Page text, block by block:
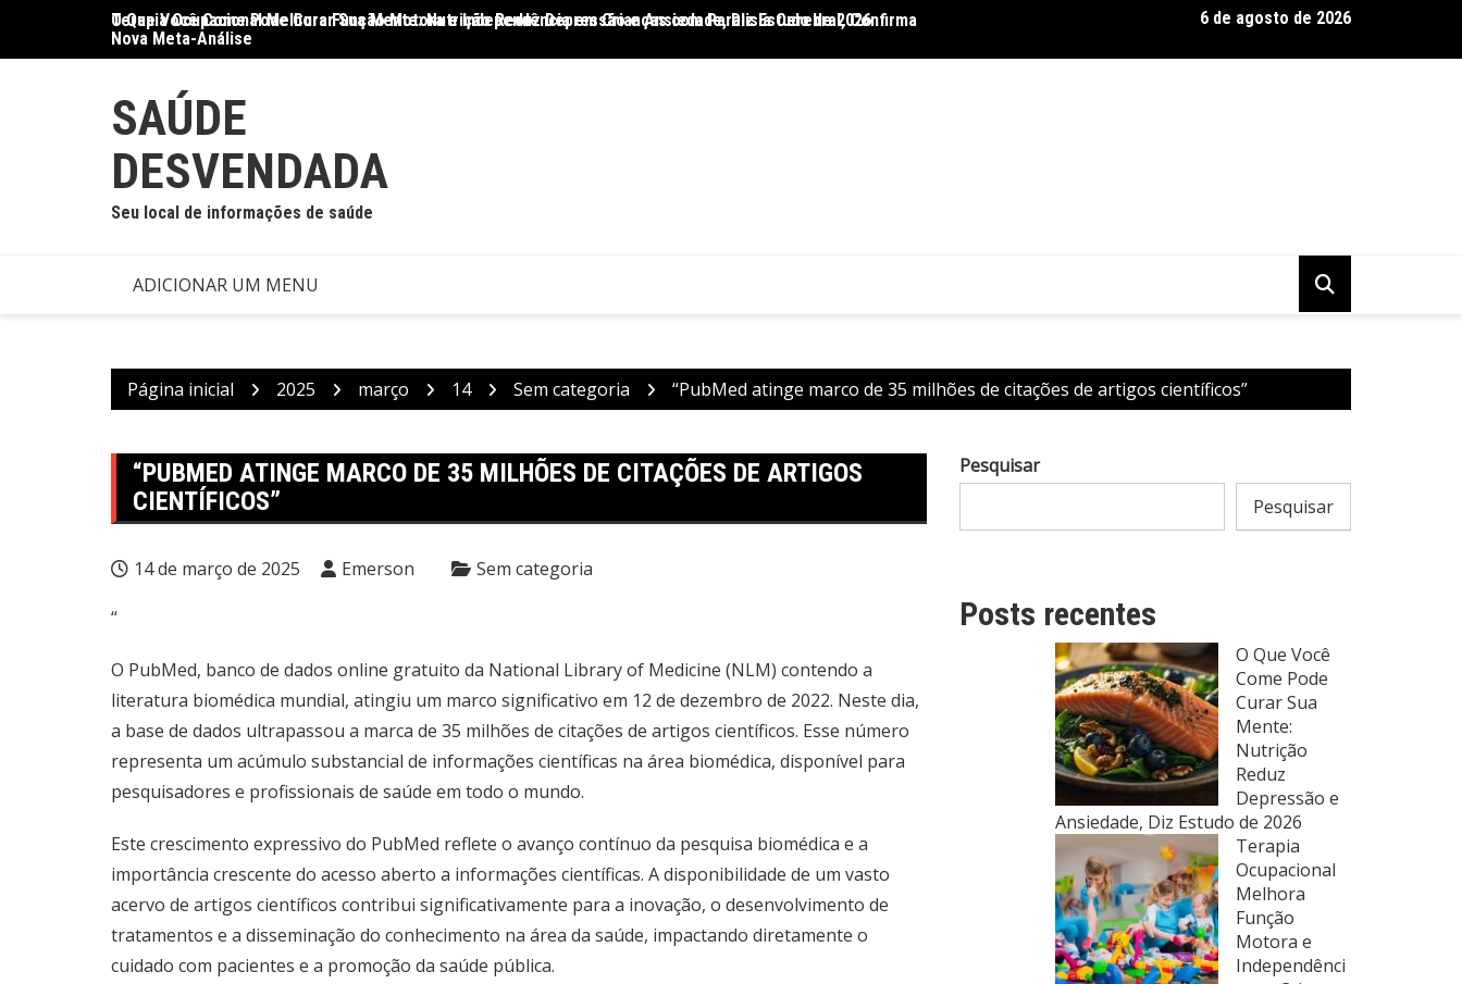
o
O Que Você Come Pode Curar Sua Mente: Nutrição Reduz Depressão e Ansiedade, Diz Estudo de 2026
Terapia Ocupacional Melhora Função Motora e Independência em Crianças com Paralisia Cerebral, Confirma
Nova Meta-Análise
Dietas Baseadas em Plantas: Qualidade Importa Mais Que Quantidade,
6 de agosto de 2026
SAÚDE
DESVENDADA
Seu local de informações de saúde
ADICIONAR UM MENU
Página inicial 2025 março 14 Sem categoria “PubMed atinge marco de 35 milhões de citações de artigos científicos”
“PUBMED ATINGE MARCO DE 35 MILHÕES DE CITAÇÕES DE ARTIGOS
CIENTÍFICOS”
14 de março de 2025 Emerson Sem categoria
“
O PubMed, banco de dados online gratuito da National Library of Medicine (NLM) contendo a
literatura biomédica mundial, atingiu um marco significativo em 12 de dezembro de 2022. Neste dia,
a base de dados ultrapassou a marca de 35 milhões de citações de artigos científicos. Esse número
representa um acúmulo substancial de informações científicas na área biomédica, disponível para
pesquisadores e profissionais de saúde em todo o mundo.
Este crescimento expressivo do PubMed reflete o avanço contínuo da pesquisa biomédica e a
importância crescente do acesso aberto a informações científicas. A disponibilidade de um vasto
acervo de artigos científicos contribui significativamente para a inovação, o desenvolvimento de
tratamentos e a disseminação do conhecimento na área da saúde, impactando diretamente o
cuidado com pacientes e a promoção da saúde pública.
Pesquisar
Pesquisar
Posts recentes
O Que Você
Come Pode
Curar Sua
Mente:
Nutrição
Reduz
Depressão e
Ansiedade, Diz Estudo de 2026
Terapia
Ocupacional
Melhora
Função
Motora e
Independênci